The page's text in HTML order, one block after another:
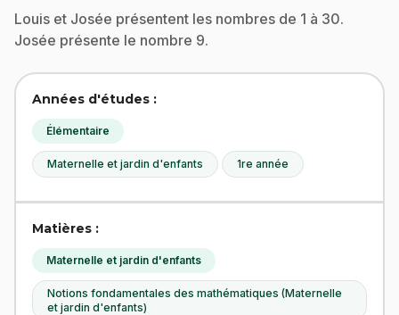
Louis et Josée présentent les nombres de 1 à 30.
Josée présente le nombre 9.
Années d'études :
Élémentaire
Maternelle et jardin d'enfants 1re année
Matières :
Maternelle et jardin d'enfants
Notions fondamentales des mathématiques (Maternelle
et jardin d'enfants)